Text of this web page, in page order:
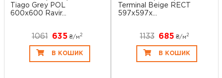
Tiago Grey POL
600x600 Ravir...
1061 635₴/м2
В КОШИК
Terminal Beige RECT
597x597x...
1133 685₴/м2
В КОШИК